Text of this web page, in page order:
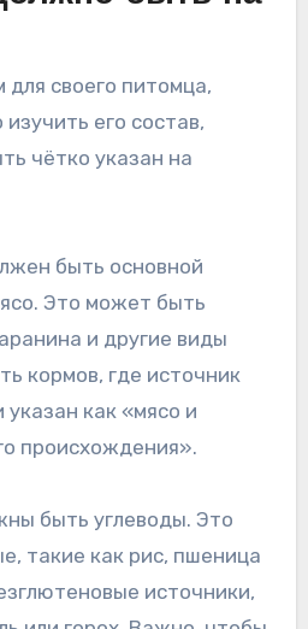
своего питомца,
его состав,
чётко указан на
быть основной
Это может быть
и другие виды
кормов, где источник
указан как «мясо и
происхождения».
быть углеводы. Это
такие как рис, пшеница
источники,